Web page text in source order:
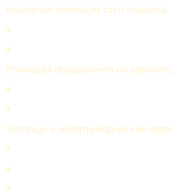
Наружная изоляция стен подвала
+
+
Изоляция фундамента по
+
+
Теплицы и животноводческие
+
+
+